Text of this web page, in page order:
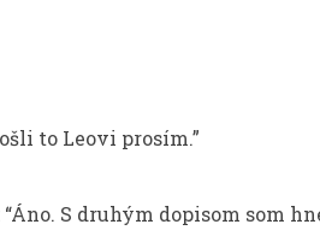
to Leovi prosím.”
S druhým dopisom som